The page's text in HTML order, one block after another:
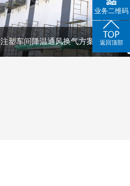
注塑车间降温通风换气方案
业务二维码
返回顶部